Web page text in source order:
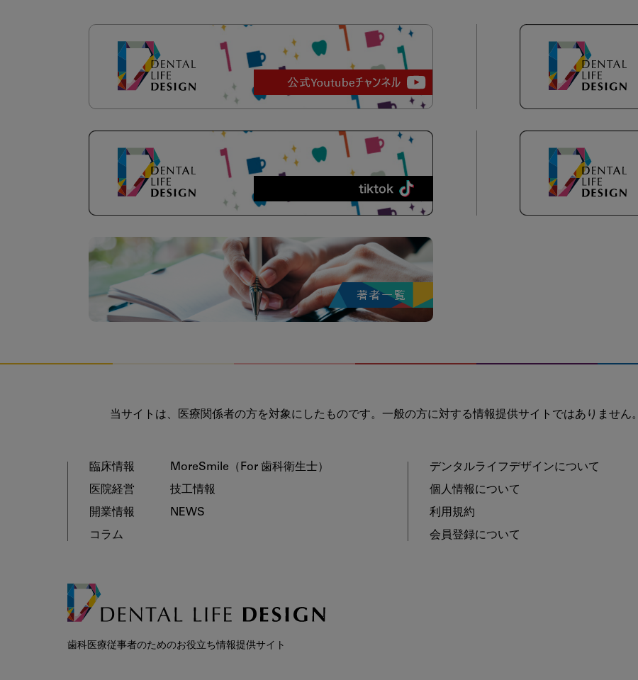
当サイトは、医療関係者の方を対象にしたものです。一般の方に対する情報提供サイトではありません。
臨床情報
医院経営
開業情報
コラム
MoreSmile （For 歯科衛生士）
技工情報
NEWS
デンタルライフデザインについて
個人情報について
利用規約
会員登録について
歯科医療従事者のためのお役立ち情報提供サイト